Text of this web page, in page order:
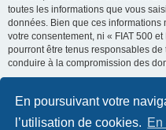
En poursuivant votre
l’utilisation de cookies.
toutes les informations que vous
données. Bien que ces
votre consentement, ni « FIAT 500
pourront être tenus responsables
conduire à la compromission des